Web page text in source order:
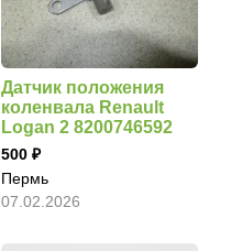
Датчик положения
коленвала Renault
Logan 2 8200746592
500
Пермь
07.02.2026